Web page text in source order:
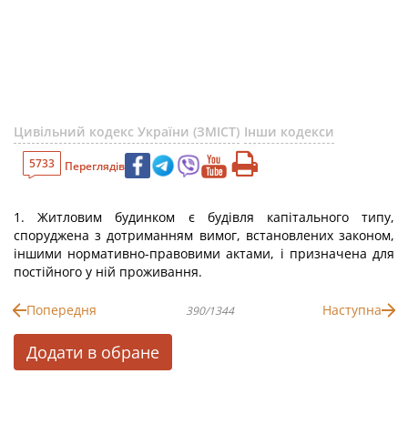
Цивільний кодекс України (ЗМІСТ) Інши кодекси
5733 Переглядів
1. Житловим будинком є будівля капітального типу,
споруджена з дотриманням вимог, встановлених законом,
іншими нормативно-правовими актами, і призначена для
постійного у ній проживання.
Попередня 390/1344 Наступна
Додати в обране